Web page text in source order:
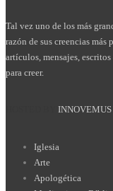
Tal vez uno de los más
razón de sus creencias
artículos, mensajes,
para creer.
INNOVEMUS
Iglesia
Arte
Apologética